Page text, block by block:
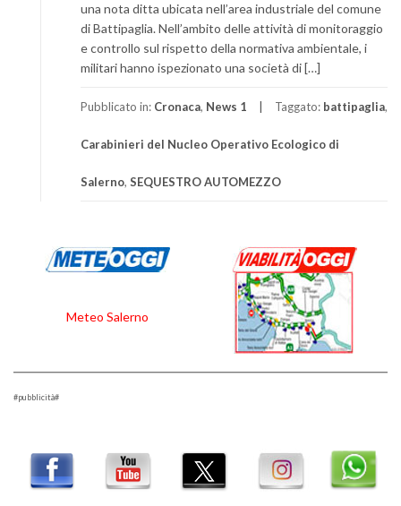
una nota ditta ubicata nell’area industriale del comune
di Battipaglia. Nell’ambito delle attività di monitoraggio
e controllo sul rispetto della normativa ambientale, i
militari hanno ispezionato una società di […]
Pubblicato in: Cronaca, News 1 Taggato: battipaglia,
Carabinieri del Nucleo Operativo Ecologico di
Salerno, SEQUESTRO AUTOMEZZO
Meteo Salerno
#pubblicità#